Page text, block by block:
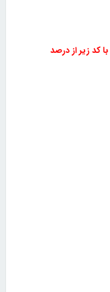
با کد زیر از درصد